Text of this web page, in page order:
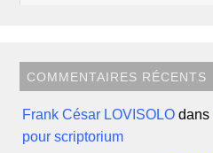
COMMENTAIRES RÉCENTS
Frank César LOVISOLO dans
pour scriptorium